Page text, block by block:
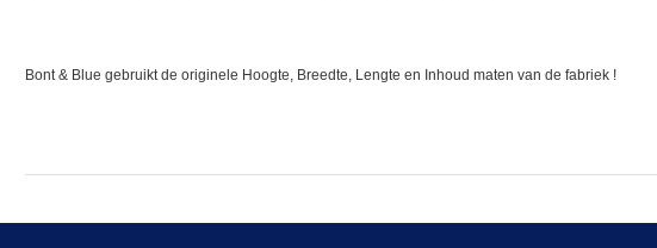
Bont & Blue gebruikt de originele Hoogte, Breedte, Lengte en Inhoud maten van de fabriek !